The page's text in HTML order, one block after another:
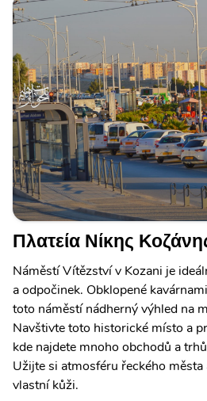
Πλατεία Νίκης
Náměstí Vítězství v Kozani je
a odpočinek. Obklopené
toto náměstí nádherný výhled na
Navštivte toto historické místo a
kde najdete mnoho obchodů a
Užijte si atmosféru řeckého
vlastní kůži.